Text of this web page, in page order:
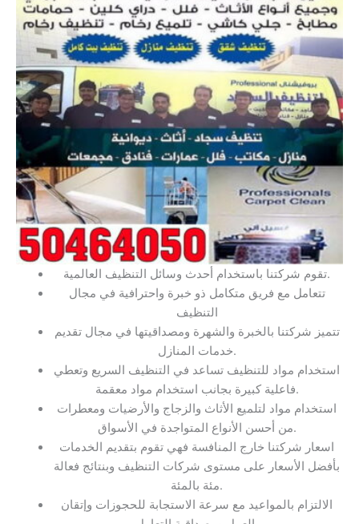
تقوم شركتنا باستخدام أحدث وسائل التنظيف العالمية.
تتعامل مع فريق متكامل ذو خبرة واحترافية في مجال
التنظيف
تتميز شركتنا بالخبرة والشهرة ومصداقيتها في مجال تقديم
خدمات المنازل.
استخدام مواد للتنظيف تساعد في التنظيف السريع وتعطي
فاعلية كبيرة بجانب استخدام مواد معقمة.
استخدام مواد لتلميع الأثاث والزجاج والأرضيات ومعطرات
من أحسن الأنواع المتواجدة في الأسواق.
اسعار شركتنا خارج المنافسة فهي تقوم بتقديم الخدمات
بأفضل الأسعار على مستوى شركات التنظيف وبنتائج فعالة
مئة بالمئة.
الالتزام بالمواعيد مع سرعة الاستجابة للحجوزات وإتقان